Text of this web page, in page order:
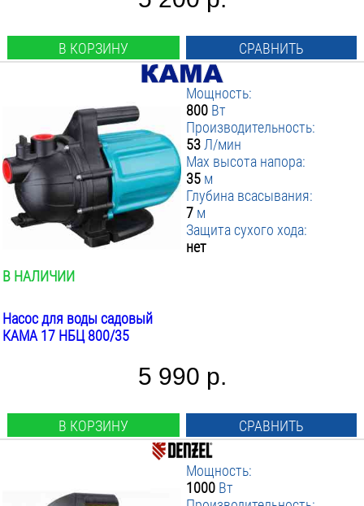
В КОРЗИНУ СРАВНИТЬ
Мощность:
800 Вт
Производительность:
53 Л/мин
Max высота напора:
35 м
Глубина всасывания:
7 м
Защита сухого хода:
нет
В НАЛИЧИИ
Насос для воды садовый
КАМА 17 НБЦ 800/35
5 990 р.
В КОРЗИНУ СРАВНИТЬ
Мощность:
1000 Вт